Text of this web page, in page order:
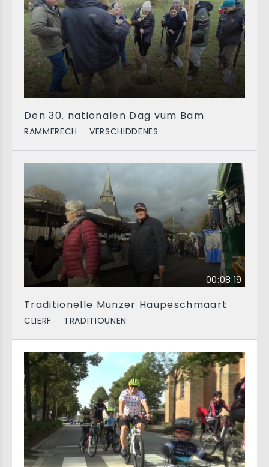
Den 30. nationalen Dag vum Bam
RAMMERECH VERSCHIDDENES
00:08:19
Traditionelle Munzer Haupeschmaart
CLIERF TRADITIOUNEN